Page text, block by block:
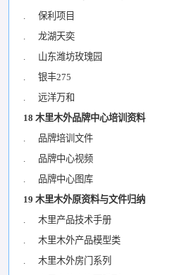
. 保利项目
. 龙湖天奕
. 山东潍坊玫瑰园
. 银丰275
. 远洋万和
18 木里木外品牌中心培训资料
. 品牌培训文件
. 品牌中心视频
. 品牌中心图库
19 木里木外原资料与文件归纳
. 木里产品技术手册
. 木里木外产品模型类
. 木里木外房门系列